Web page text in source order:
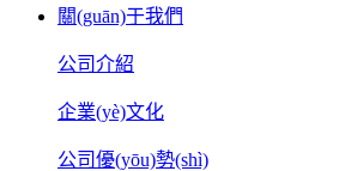
關(guān)于我們
公司介紹
企業(yè)文化
公司優(yōu)勢(shì)